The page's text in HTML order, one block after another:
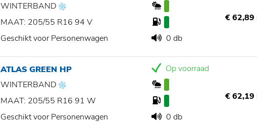
WINTERBAND
MAAT: 205/55 R16 94 V
Geschikt voor Personenwagen
0 db
€ 62,89
ATLAS GREEN HP
WINTERBAND
MAAT: 205/55 R16 91 W
Geschikt voor Personenwagen
Op voorraad
0 db
€ 62,19